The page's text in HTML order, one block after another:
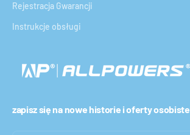
Rejestracja Gwarancji
Instrukcje obsługi
zapisz się na nowe historie i oferty osobiste